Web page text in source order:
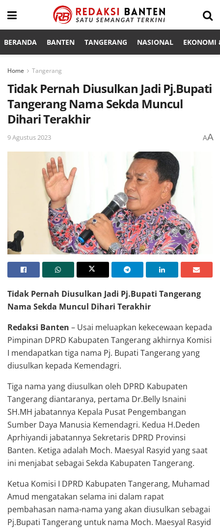
BERANDA BANTEN TANGERANG NASIONAL EKONOMI
Home Tangerang
Tidak Pernah Diusulkan Jadi Pj.Bupati
Tangerang Nama Sekda Muncul
Dihari Terakhir
9 Agustus 2023 AA
Sekda Kabupaten Tangerang Moch Maesyal Rasyid
Tidak Pernah Diusulkan Jadi Pj.Bupati Tangerang
Nama Sekda Muncul Dihari Terakhir
Redaksi Banten – Usai meluapkan kekecewaan kepada
Pimpinan DPRD Kabupaten Tangerang akhirnya Komisi
I mendapatkan tiga nama Pj. Bupati Tangerang yang
diusulkan kepada Kemendagri.
Tiga nama yang diusulkan oleh DPRD Kabupaten
Tangerang diantaranya, pertama Dr.Belly Isnaini
SH.MH jabatannya Kepala Pusat Pengembangan
Sumber Daya Manusia Kemendagri. Kedua H.Deden
Aprhiyandi jabatannya Sekretaris DPRD Provinsi
Banten. Ketiga adalah Moch. Maesyal Rasyid yang saat
ini menjabat sebagai Sekda Kabupaten Tangerang.
Ketua Komisi I DPRD Kabupaten Tangerang, Muhamad
Amud mengatakan selama ini dalam rapat
pembahasan nama-nama yang akan diusulkan sebagai
Pj.Bupati Tangerang untuk nama Moch. Maesyal Rasyid